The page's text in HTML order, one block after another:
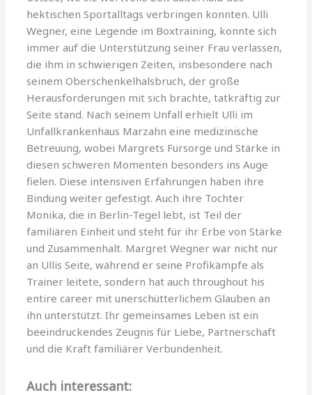
hektischen Sportalltags verbringen konnten. Ulli
Wegner, eine Legende im Boxtraining, konnte sich
immer auf die Unterstützung seiner Frau verlassen,
die ihm in schwierigen Zeiten, insbesondere nach
seinem Oberschenkelhalsbruch, der große
Herausforderungen mit sich brachte, tatkräftig zur
Seite stand. Nach seinem Unfall erhielt Ulli im
Unfallkrankenhaus Marzahn eine medizinische
Betreuung, wobei Margrets Fürsorge und Stärke in
diesen schweren Momenten besonders ins Auge
fielen. Diese intensiven Erfahrungen haben ihre
Bindung weiter gefestigt. Auch ihre Tochter
Monika, die in Berlin-Tegel lebt, ist Teil der
familiären Einheit und steht für ihr Erbe von Stärke
und Zusammenhalt. Margret Wegner war nicht nur
an Ullis Seite, während er seine Profikämpfe als
Trainer leitete, sondern hat auch throughout his
entire career mit unerschütterlichem Glauben an
ihn unterstützt. Ihr gemeinsames Leben ist ein
beeindruckendes Zeugnis für Liebe, Partnerschaft
und die Kraft familiärer Verbundenheit.
Auch interessant: